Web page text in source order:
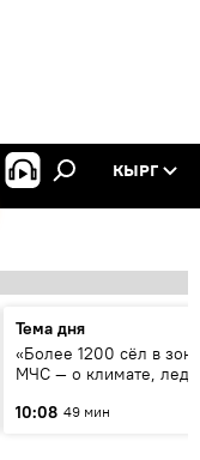
КЫРГ
Тема дня
«Более 1200 сёл в
МЧС — о климате,
населения
10:08 49 мин